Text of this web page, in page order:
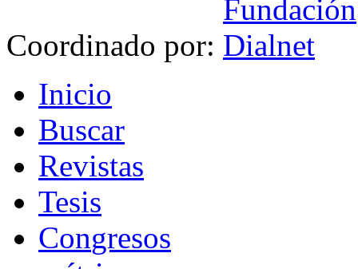
Coordinado por:
Inicio
Buscar
Revistas
Tesis
Congresos